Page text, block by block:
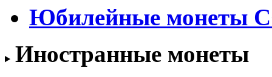
Юбилейные монеты
Иностранные монеты